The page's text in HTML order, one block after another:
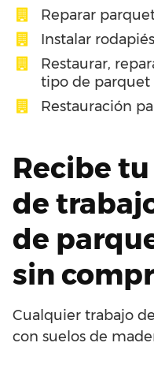
Reparar
Instalar
Restaurar,
tipo de parquet
Restauración
Recibe
de
de
sin
Cualquier trabajo
con suelos de